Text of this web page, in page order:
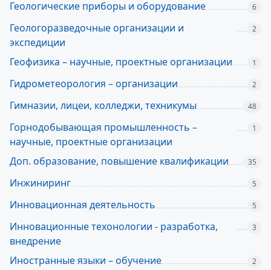
Геологические приборы и оборудование 6
Геологоразведочные организации и
экспедиции
2
Геофизика – научные, проектные организации 1
Гидрометеорология – организации 2
Гимназии, лицеи, колледжи, техникумы 48
Горнодобывающая промышленность –
научные, проектные организации
1
Доп. образование, повышение квалификации 35
Инжиниринг 5
Инновационная деятельность 5
Инновационные техонологии - разработка,
внедрение
3
Иностранные языки – обучение 2